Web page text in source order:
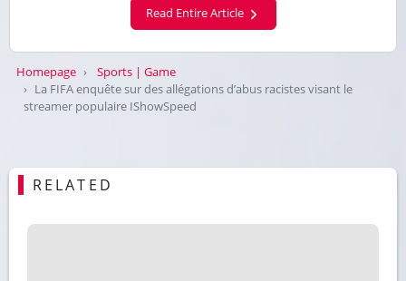
Read Entire Article
Homepage
Sports | Game
La FIFA enquête sur des allégations d’abus racistes visant le
streamer populaire IShowSpeed
RELATED